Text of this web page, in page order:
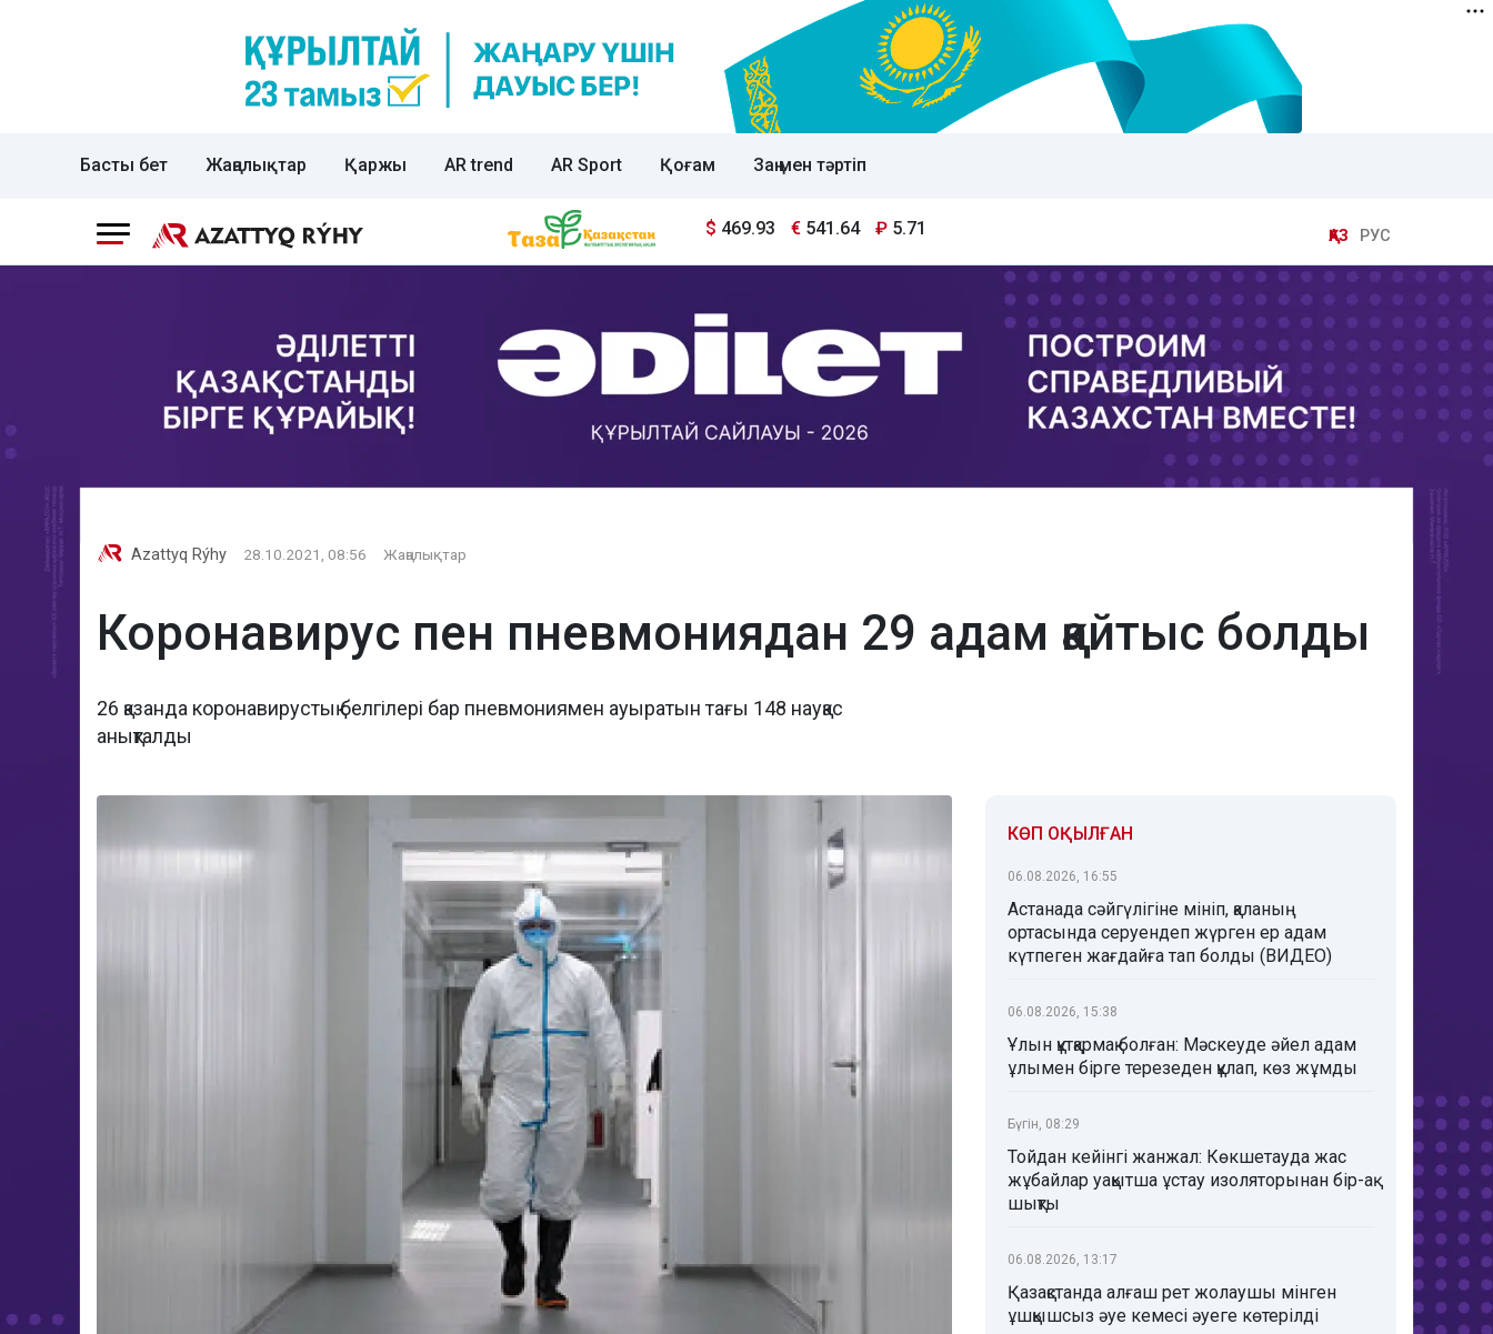
Басты бет Жаңалықтар Қаржы AR trend AR Sport Қоғам Заң мен тәртіп
$ 469.93 € 541.64 ₽ 5.71 ҚАЗ РУС
Azattyq Rýhy 28.10.2021, 08:56 Жаңалықтар
Коронавирус пен пневмониядан 29 адам қайтыс болды
26 қазанда коронавирустық белгілері бар пневмониямен ауыратын тағы 148 науқас
анықталды
КӨП ОҚЫЛҒАН
06.08.2026, 16:55
Астанада сәйгүлігіне мініп, қаланың
ортасында серуендеп жүрген ер адам
күтпеген жағдайға тап болды (ВИДЕО)
06.08.2026, 15:38
Ұлын құтқармақ болған: Мәскеуде әйел адам
ұлымен бірге терезеден құлап, көз жұмды
Бүгін, 08:29
Тойдан кейінгі жанжал: Көкшетауда жас
жұбайлар уақытша ұстау изоляторынан бір-ақ
шықты
06.08.2026, 13:17
Қазақстанда алғаш рет жолаушы мінген
ұшқышсыз әуе кемесі әуеге көтерілді